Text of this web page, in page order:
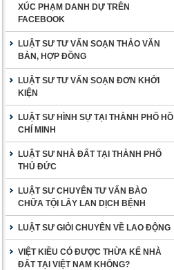
XÚC PHẠM DANH DỰ TRÊN
FACEBOOK
LUẬT SƯ TƯ VẤN SOẠN THẢO VĂN
BẢN, HỢP ĐỒNG
LUẬT SƯ TƯ VẤN SOẠN ĐƠN KHỞI
KIỆN
LUẬT SƯ HÌNH SỰ TẠI THÀNH PHỐ HỒ
CHÍ MINH
LUẬT SƯ NHÀ ĐẤT TẠI THÀNH PHỐ
THỦ ĐỨC
LUẬT SƯ CHUYÊN TƯ VẤN BÀO
CHỮA TỘI LÂY LAN DỊCH BỆNH
LUẬT SƯ GIỎI CHUYÊN VỀ LAO ĐỘNG
VIỆT KIỀU CÓ ĐƯỢC THỪA KẾ NHÀ
ĐẤT TẠI VIỆT NAM KHÔNG?